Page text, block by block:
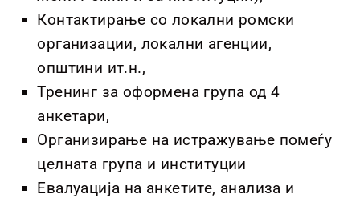
Контактирање со локални ромски
организации, локални агенции,
општини ит.н.,
Тренинг за оформена група од 4
анкетари,
Организирање на истражување помеѓу
целната група и институции
Евалуација на анкетите, анализа и